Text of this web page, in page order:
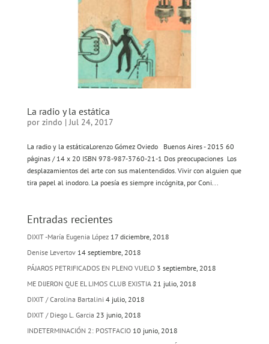
La radio y la estática
por zindo | Jul 24, 2017
La radio y la estáticaLorenzo Gómez Oviedo Buenos Aires - 2015 60
páginas / 14 x 20 ISBN 978-987-3760-21-1 Dos preocupaciones Los
desplazamientos del arte con sus malentendidos. Vivir con alguien que
tira papel al inodoro. La poesía es siempre incógnita, por Coni...
Entradas recientes
DIXIT -María Eugenia López 17 diciembre, 2018
Denise Levertov 14 septiembre, 2018
PÁJAROS PETRIFICADOS EN PLENO VUELO 3 septiembre, 2018
ME DIJERON QUE EL LIMOS CLUB EXISTIA 21 julio, 2018
DIXIT / Carolina Bartalini 4 julio, 2018
DIXIT / Diego L. Garcia 23 junio, 2018
INDETERMINACIÓN 2: POSTFACIO 10 junio, 2018